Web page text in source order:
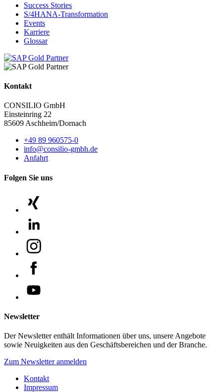
Success Stories
S/4HANA-Transformation
Events
Karriere
Glossar
Kontakt
CONSILIO GmbH
Einsteinring 22
85609 Aschheim/Dornach
+49 89 960575-0
info@consilio-gmbh.de
Anfahrt
Folgen Sie uns
Newsletter
Der Newsletter enthält Informationen über uns, unsere Angebote
sowie Neuigkeiten aus den Geschäftsbereichen und der Branche.
Zum Newsletter anmelden
Kontakt
Impressum